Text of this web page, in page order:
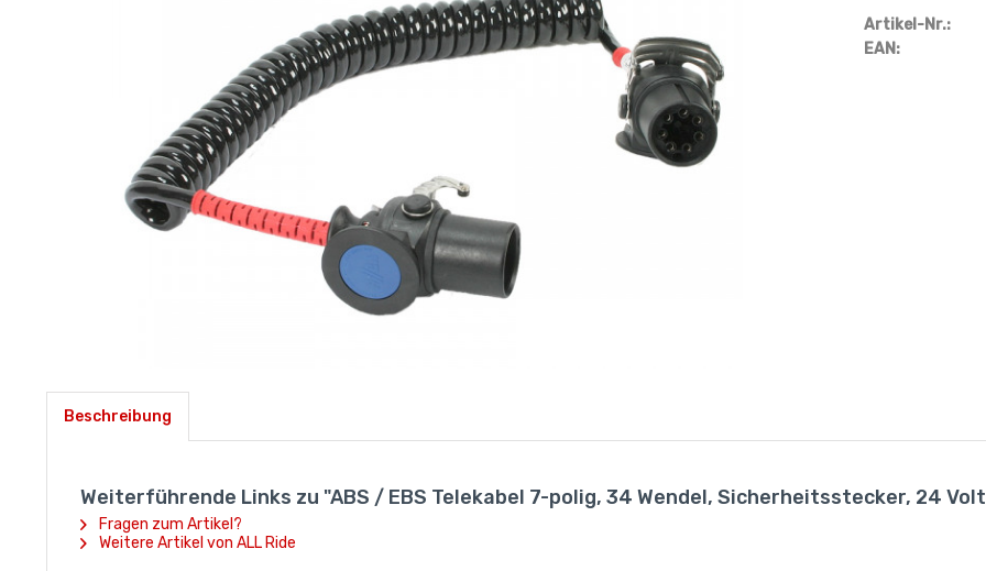
Artikel-Nr.:
EAN:
Beschreibung
Weiterführende Links zu "ABS / EBS Telekabel 7-polig, 34 Wendel, Sicherheitsstecker, 24
Fragen zum Artikel?
Weitere Artikel von ALL Ride